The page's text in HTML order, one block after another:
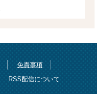
免責事項
RSS配信について